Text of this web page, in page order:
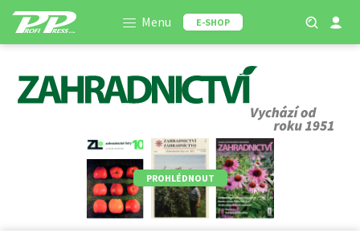
Menu E-SHOP
PROHLÉDNOUT